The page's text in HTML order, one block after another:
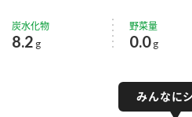
炭水化物
8.2 g
野菜量
0.0g